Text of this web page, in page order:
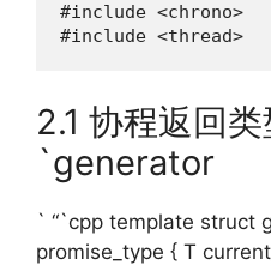
#include <chrono>
#include <thread>
2.1 协程返回类
`generator
` “`cpp template struct
promise_type { T